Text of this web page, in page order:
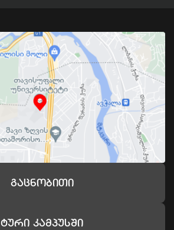
Გაცნობითი
Ტური Კამპუსში